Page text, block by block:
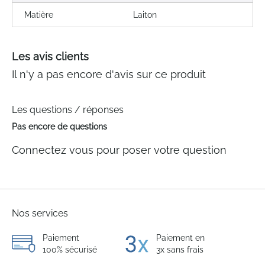
Matière Laiton
Les avis clients
Il n'y a pas encore d'avis sur ce produit
Les questions / réponses
Pas encore de questions
Connectez vous pour poser votre question
Nos services
Paiement
100% sécurisé
Paiement en
3x sans frais